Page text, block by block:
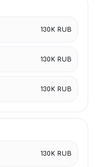
130K RUB
130K RUB
130K RUB
130K RUB